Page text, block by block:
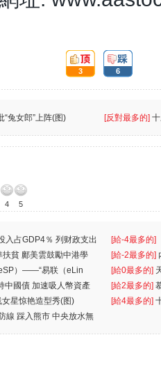
頂:
3
踩:
6
“兔女郎”上阵(图) [反對最多的]
4 5
入占GDP4％ 列财政支出
[給-4最多的]
一
貧 鄺美雲鼓勵中港學
[給-2最多的]
人
）——“易联（eLin
[給0最多的]
中國債 加速吸人幣資產 [給2最多的]
星惊艳造型秀(图) [給4最多的]
線 踩入熊市 中央放水無